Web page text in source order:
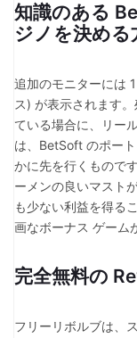
知識のある
ジノを決める
追加のモニターには
ス) が表示されます
ている場合に、リー
は、BetSoft のポー
かに先を行くもので
ーメンの良いマスト
も少ない利益を得る
画なボーナス ゲーム
完全無料の
フリーリボルブは、